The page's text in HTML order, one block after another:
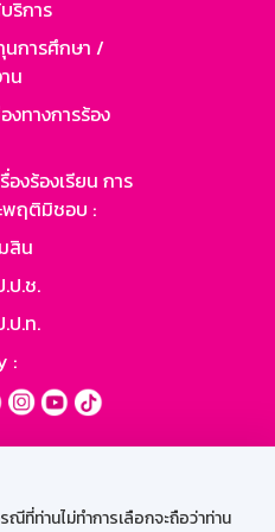
ที่ท่านไม่ทำการเลือกจะถือว่าท่าน
ริการ
การศึกษา /
น
งทางการร้อง
องร้องเรียน การ
พฤติมิชอบ :
สิน
ป.ช.
ป.ท.
: